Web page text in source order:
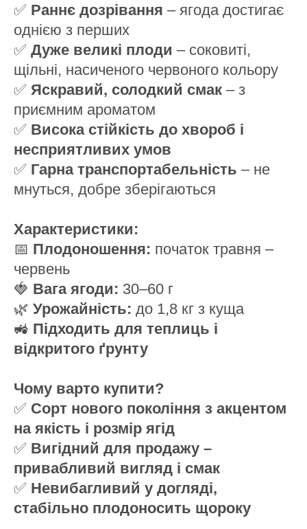
✅ Раннє дозрівання – ягода достигає
однією з перших
✅ Дуже великі плоди – соковиті,
щільні, насиченого червоного кольору
✅ Яскравий, солодкий смак – з
приємним ароматом
✅ Висока стійкість до хвороб і
несприятливих умов
✅ Гарна транспортабельність – не
мнуться, добре зберігаються
Характеристики:
📅 Плодоношення: початок травня –
червень
🍓 Вага ягоди: 30–60 г
🌿 Урожайність: до 1,8 кг з куща
🚜 Підходить для теплиць і
відкритого ґрунту
Чому варто купити?
✅ Сорт нового покоління з акцентом
на якість і розмір ягід
✅ Вигідний для продажу –
привабливий вигляд і смак
✅ Невибагливий у догляді,
стабільно плодоносить щороку